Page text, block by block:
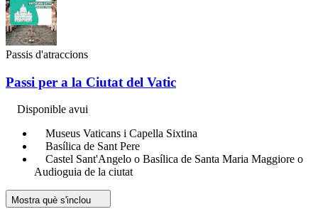
Passis d'atraccions
Passi per a la Ciutat del Vatic
Disponible avui
Museus Vaticans i Capella Sixtina
Basílica de Sant Pere
Castel Sant'Angelo o Basílica de Santa Maria Maggiore o
Audioguia de la ciutat
Mostra què s'inclou